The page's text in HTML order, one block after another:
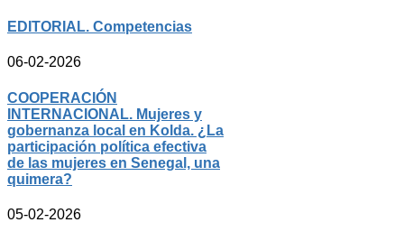
EDITORIAL. Competencias
06-02-2026
COOPERACIÓN
INTERNACIONAL. Mujeres y
gobernanza local en Kolda. ¿La
participación política efectiva
de las mujeres en Senegal, una
quimera?
05-02-2026